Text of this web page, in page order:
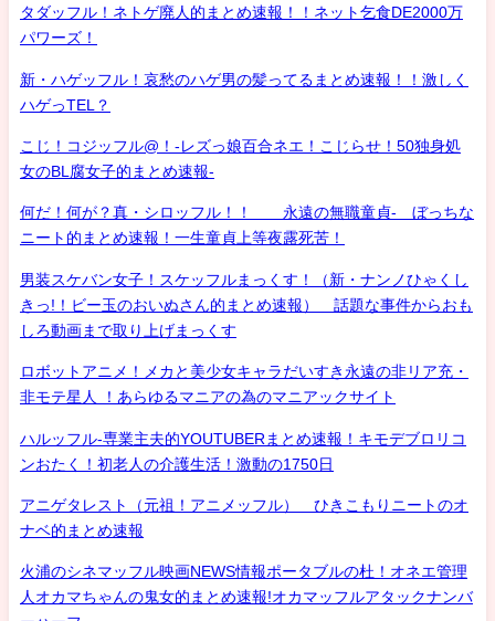
タダッフル！ネトゲ廃人的まとめ速報！！ネット乞食DE2000万
パワーズ！
新・ハゲッフル！哀愁のハゲ男の髪ってるまとめ速報！！激しく
ハゲっTEL？
こじ！コジッフル@！-レズっ娘百合ネエ！こじらせ！50独身処
女のBL腐女子的まとめ速報-
何だ！何が？真・シロッフル！！ 永遠の無職童貞- ぼっちな
ニート的まとめ速報！一生童貞上等夜露死苦！
男装スケバン女子！スケッフルまっくす！（新・ナンノひゃくし
きっ!！ビー玉のおいぬさん的まとめ速報） 話題な事件からおも
しろ動画まで取り上げまっくす
ロボットアニメ！メカと美少女キャラだいすき永遠の非リア充・
非モテ星人 ！あらゆるマニアの為のマニアックサイト
ハルッフル-専業主夫的YOUTUBERまとめ速報！キモデブロリコ
ンおたく！初老人の介護生活！激動の1750日
アニゲタレスト（元祖！アニメッフル） ひきこもりニートのオ
ナベ的まとめ速報
火浦のシネマッフル映画NEWS情報ポータブルの杜！オネエ管理
人オカマちゃんの鬼女的まとめ速報!オカマッフルアタックナンバ